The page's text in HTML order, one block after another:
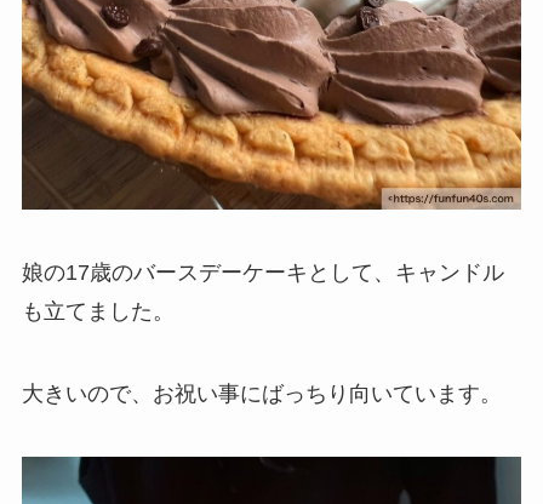
娘の17歳のバースデーケーキとして、キャンドル
も立てました。
大きいので、お祝い事にばっちり向いています。